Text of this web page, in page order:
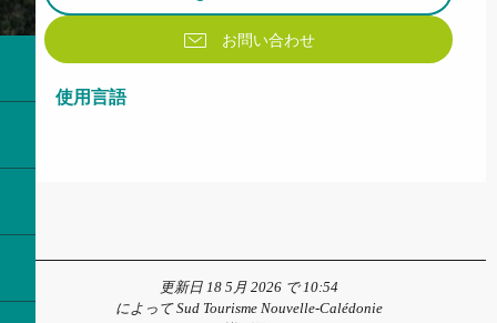
お問い合わせ
使用言語
使用言語
更新日 18 5月 2026 で 10:54
によって Sud Tourisme Nouvelle-Calédonie